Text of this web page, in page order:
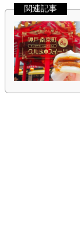
関連記事